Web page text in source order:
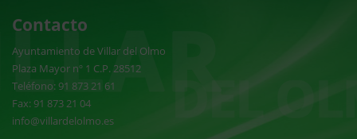
Contacto
Ayuntamiento de Villar del Olmo
Plaza Mayor nº 1 C.P. 28512
Teléfono: 91 873 21 61
Fax: 91 873 21 04
info@villardelolmo.es